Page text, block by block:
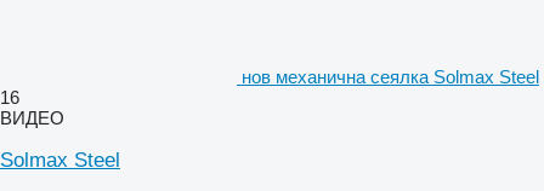
нов механична сеялка Solmax Steel
16
ВИДЕО
Solmax Steel